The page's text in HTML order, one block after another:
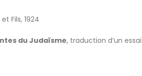
Fils, 1924
du Judaïsme, traduction d’un